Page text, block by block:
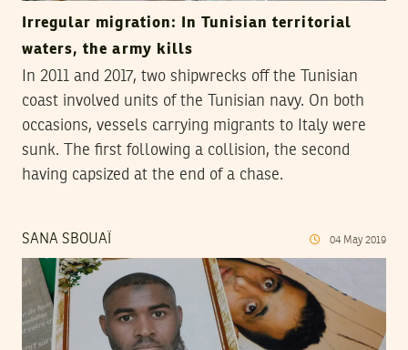
Irregular migration: In Tunisian territorial
waters, the army kills
In 2011 and 2017, two shipwrecks off the Tunisian
coast involved units of the Tunisian navy. On both
occasions, vessels carrying migrants to Italy were
sunk. The first following a collision, the second
having capsized at the end of a chase.
SANA SBOUAÏ 04 May 2019